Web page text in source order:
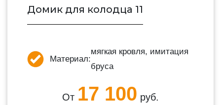
Домик для колодца 11
Материал:
мягкая кровля, имитация
бруса
От 17 100 руб.